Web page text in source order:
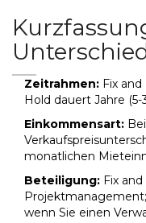
Zeitrahmen: Fix
Hold dauert Jahre (5-
Einkommensart:
monatlichen
Beteiligung: Fix
wenn Sie einen